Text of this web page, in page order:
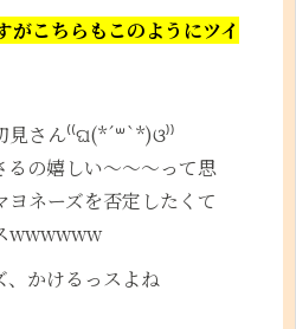
がこちらもこのようにツイ
さん⁽⁽ଘ(*´꒳`*)ଓ⁾⁾
るの嬉しい〜〜〜って思
ヨネーズを否定したくて
wwwwww
、かけるっスよね